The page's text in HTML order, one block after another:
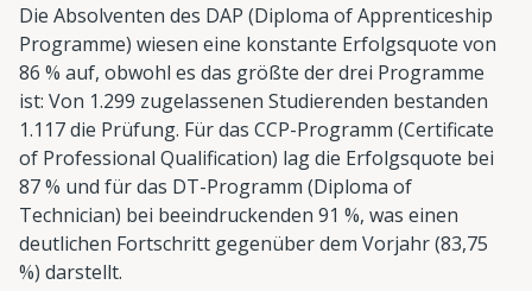
Die Absolventen des DAP (Diploma of Apprenticeship
Programme) wiesen eine konstante Erfolgsquote von
86 % auf, obwohl es das größte der drei Programme
ist: Von 1.299 zugelassenen Studierenden bestanden
1.117 die Prüfung. Für das CCP-Programm (Certificate
of Professional Qualification) lag die Erfolgsquote bei
87 % und für das DT-Programm (Diploma of
Technician) bei beeindruckenden 91 %, was einen
deutlichen Fortschritt gegenüber dem Vorjahr (83,75
%) darstellt.